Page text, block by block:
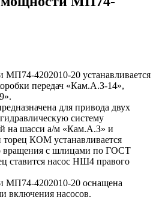
МП74-4202010-20 устанавливается
передач «Кам.А.З-14»,
для привода двух
систему
на шасси а/м «Кам.А.З» и
КОМ устанавливается
вращения с шлицами по ГОСТ
ставится насос НШ4 правого
МП74-4202010-20 оснащена
включения насосов.